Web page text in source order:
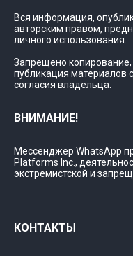
Вся информация,
авторским правом,
личного использования.
Запрещено
публикация материалов
согласия владельца.
ВНИМАНИЕ!
Мессенджер WhatsApp
Platforms Inc.,
экстремистской и
КОНТАКТЫ